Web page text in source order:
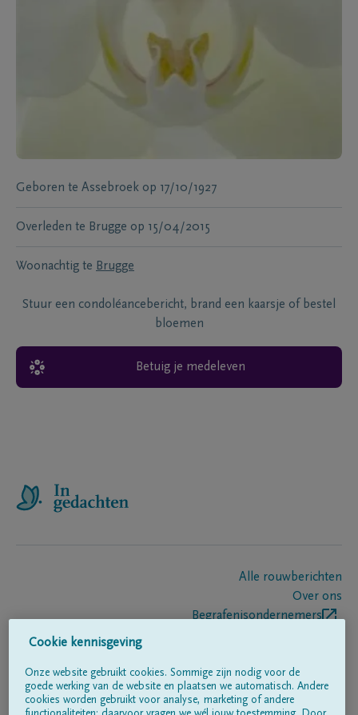
Geboren te Assebroek op 17/10/1927
Overleden te Brugge op 15/04/2015
Woonachtig te Brugge
Stuur een condoléancebericht, brand een kaarsje of bestel
bloemen
Betuig je medeleven
Alle rouwberichten
Over ons
Begrafenisondernemers
Volg ons op
Cookie kennisgeving
Onze website gebruikt cookies. Sommige zijn nodig voor de
goede werking van de website en plaatsen we automatisch. Andere
cookies worden gebruikt voor analyse, marketing of andere